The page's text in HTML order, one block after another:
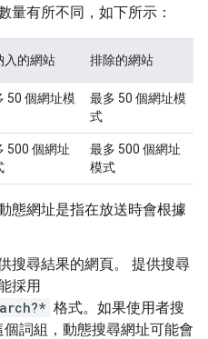
量有所不同，如下所示：
入的網站 排除的網站
50 個網址模
最多 50 個網址模
式
500 個網址
最多 500 個網址
模式
態網址是指在放送時會根據
搜尋結果的網頁。 提供搜尋
採用
格式。如果使用者搜
個詞組，動態搜尋網址可能會